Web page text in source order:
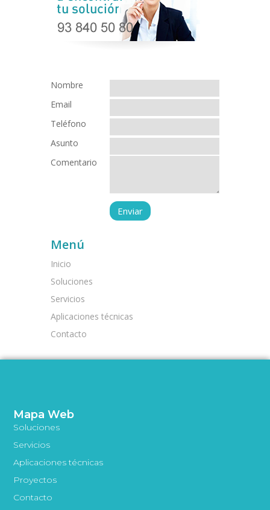
Nombre
Email
Teléfono
Asunto
Comentario
Menú
Inicio
Soluciones
Servicios
Aplicaciones técnicas
Contacto
Mapa Web
Soluciones
Servicios
Aplicaciones técnicas
Proyectos
Contacto